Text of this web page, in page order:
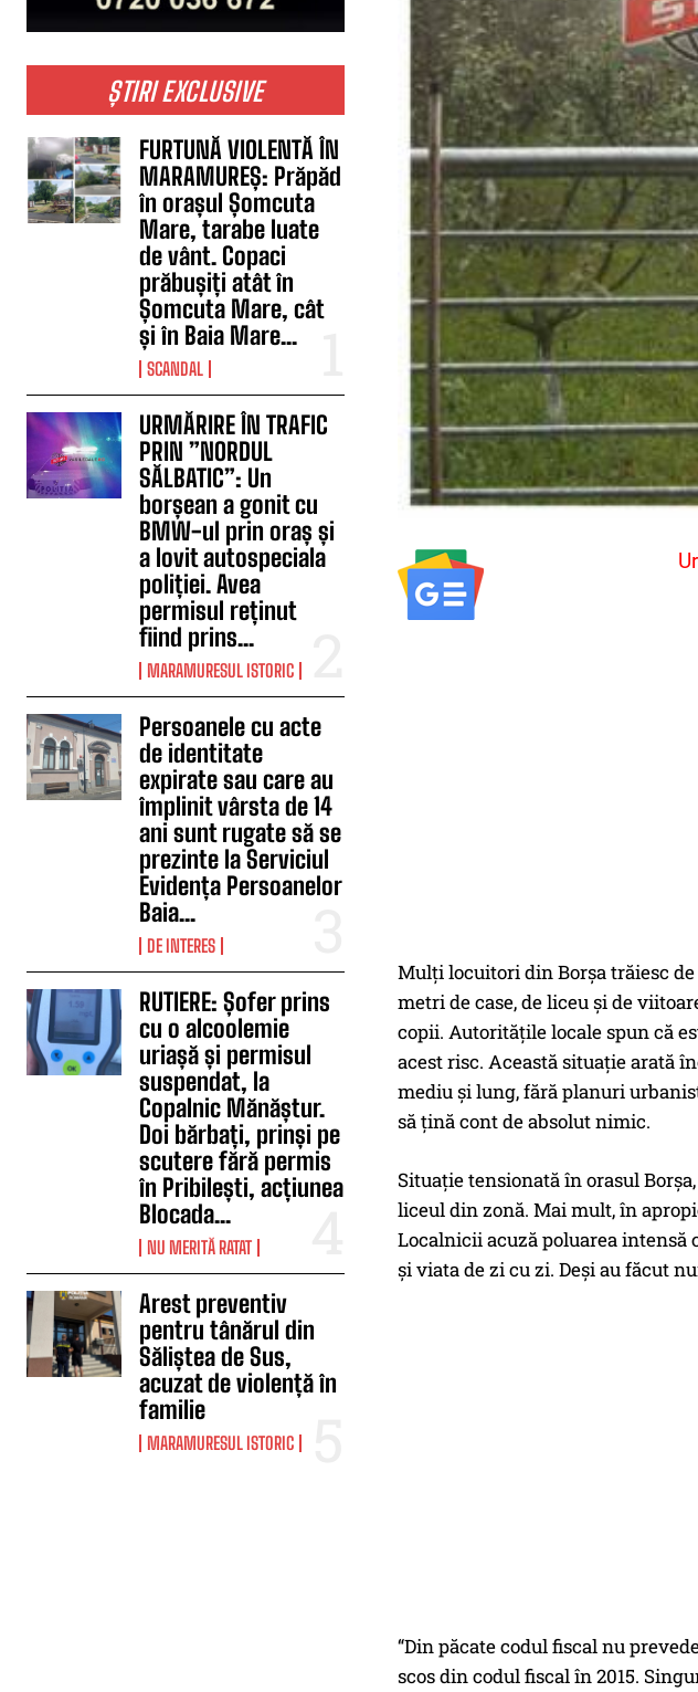
ȘTIRI EXCLUSIVE
FURTUNĂ VIOLENTĂ ÎN
MARAMUREȘ: Prăpăd
în orașul Șomcuta
Mare, tarabe luate
de vânt. Copaci
prăbușiți atât în
Șomcuta Mare, cât
și în Baia Mare...
SCANDAL
URMĂRIRE ÎN TRAFIC
PRIN ”NORDUL
SĂLBATIC”: Un
borșean a gonit cu
BMW-ul prin oraș și
a lovit autospeciala
poliției. Avea
permisul reținut
fiind prins...
MARAMURESUL ISTORIC
Persoanele cu acte
de identitate
expirate sau care au
împlinit vârsta de 14
ani sunt rugate să se
prezinte la Serviciul
Evidența Persoanelor
Baia...
DE INTERES
RUTIERE: Șofer prins
cu o alcoolemie
uriașă și permisul
suspendat, la
Copalnic Mănăștur.
Doi bărbați, prinși pe
scutere fără permis
în Pribilești, acțiunea
Blocada...
NU MERITĂ RATAT
Arest preventiv
pentru tânărul din
Săliștea de Sus,
acuzat de violență în
familie
MARAMURESUL ISTORIC
Mulți locuitori din Borșa trăiesc
metri de case, de liceu și de
copii. Autoritățile locale spun că
acest risc. Această situație arată
mediu și lung, fără planuri
să țină cont de absolut nimic.
Situație tensionată în orasul
liceul din zonă. Mai mult, în
Localnicii acuză poluarea intensă
și viata de zi cu zi. Deși au făcut
“Din păcate codul fiscal nu
scos din codul fiscal în 2015.